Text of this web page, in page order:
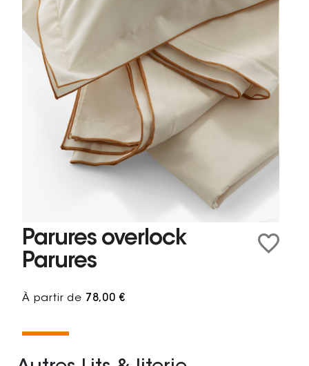
Parures overlock
Parures
À partir de 78,00 €